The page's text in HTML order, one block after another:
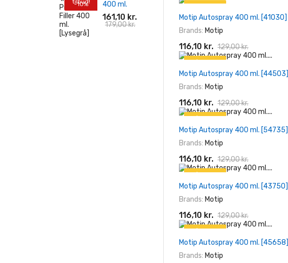
tilbud!
-10%
400 ml.
161,10 kr.
179,00 kr. -10%
Motip Autospray 400 ml. [41030]
Brands: Motip
116,10 kr. 129,00 kr.
På tilbud!
-10%
Motip Autospray 400 ml. [44503]
Brands: Motip
116,10 kr. 129,00 kr.
På tilbud!
-10%
Motip Autospray 400 ml. [54735]
Brands: Motip
116,10 kr. 129,00 kr.
På tilbud!
-10%
Motip Autospray 400 ml. [43750]
Brands: Motip
116,10 kr. 129,00 kr.
På tilbud!
-10%
Motip Autospray 400 ml. [45658]
Brands: Motip